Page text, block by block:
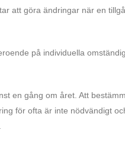
att göra ändringar när en
på individuella
en gång om året. Att
för ofta är inte nödvändigt